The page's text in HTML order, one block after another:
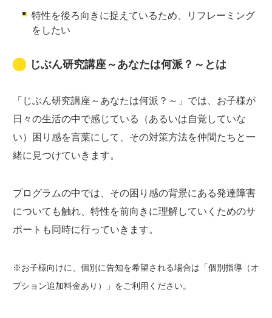
特性を後ろ向きに捉えているため、リフレーミング
をしたい
じぶん研究講座～あなたは何派？～とは
「じぶん研究講座～あなたは何派？～」では、お子様が
日々の生活の中で感じている（あるいは自覚していな
い）困り感を言葉にして、その対策方法を仲間たちと一
緒に見つけていきます。
プログラムの中では、その困り感の背景にある発達障害
についても触れ、特性を前向きに理解していくためのサ
ポートも同時に行っていきます。
※お子様向けに、個別に告知を希望される場合は「個別指導（オ
プション追加料金あり）」をご利用ください。